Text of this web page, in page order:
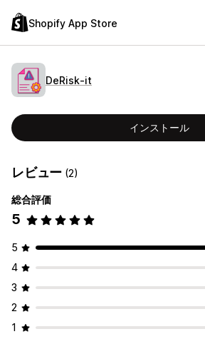
Shopify App Store
DeRisk‑it
インストール
レビュー (2)
総合評価
5
5
4
3
2
1